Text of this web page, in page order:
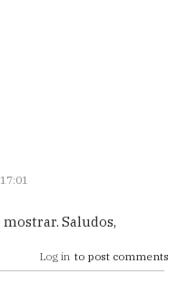
Saludos,
Log in to post comments